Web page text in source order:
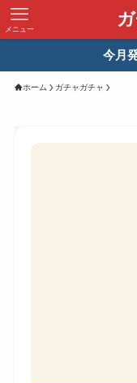
メニュー
今月
ホーム ガチャガチャ